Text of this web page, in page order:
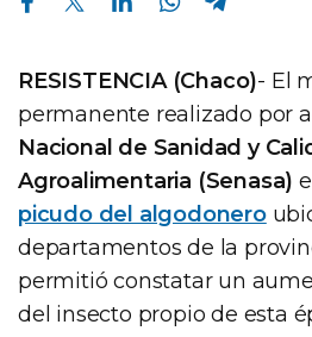
RESISTENCIA (Chaco)- El
permanente realizado por
Nacional de Sanidad y
Agroalimentaria (Senasa)
picudo del algodonero
departamentos de la
permitió constatar un
del insecto propio de esta